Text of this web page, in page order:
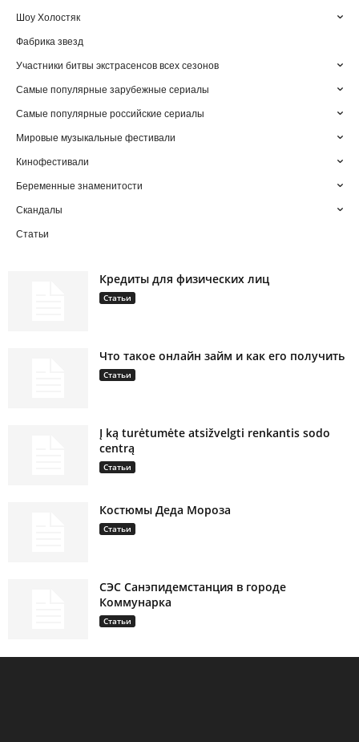
Шоу Холостяк
Фабрика звезд
Участники битвы экстрасенсов всех сезонов
Самые популярные зарубежные сериалы
Самые популярные российские сериалы
Мировые музыкальные фестивали
Кинофестивали
Беременные знаменитости
Скандалы
Статьи
Кредиты для физических лиц
Статьи
Что такое онлайн займ и как его получить
Статьи
Į ką turėtumėte atsižvelgti renkantis sodo
centrą
Статьи
Костюмы Деда Мороза
Статьи
СЭС Санэпидемстанция в городе
Коммунарка
Статьи